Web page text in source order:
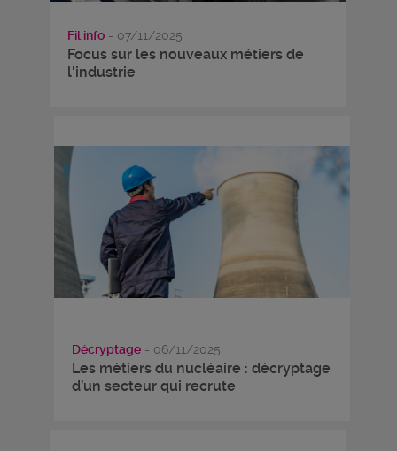
Fil info - 07/11/2025
Focus sur les nouveaux métiers de
l'industrie
Décryptage - 06/11/2025
Les métiers du nucléaire : décryptage
d’un secteur qui recrute